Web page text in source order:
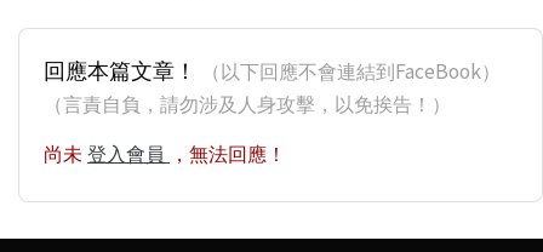
回應本篇文章！
（以下回應不會連結到FaceBook）
（言責自負，請勿涉及人身攻擊，以免挨告！）
尚未 登入會員 ，無法回應！